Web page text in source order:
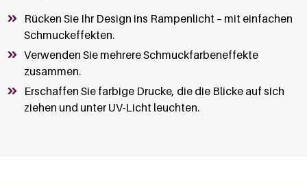
Rücken Sie Ihr Design ins Rampenlicht – mit einfachen
Schmuckeffekten.
Verwenden Sie mehrere Schmuckfarbeneffekte
zusammen.
Erschaffen Sie farbige Drucke, die die Blicke auf sich
ziehen und unter UV-Licht leuchten.